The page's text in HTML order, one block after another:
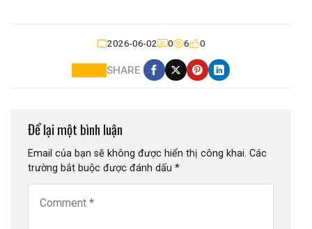
2026-06-02 0 6 0
SHARE
Để lại một bình luận
Email của bạn sẽ không được hiển thị công khai. Các
trường bắt buộc được đánh dấu *